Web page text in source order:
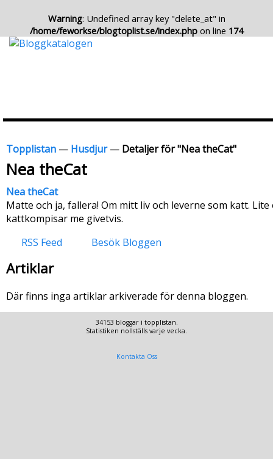
Warning: Undefined array key "delete_at" in
/home/feworkse/blogtoplist.se/index.php on line 174
Topplistan — Husdjur— Detaljer för "Nea theCat"
Nea theCat
Nea theCat
Matte och ja, fallera! Om mitt liv och leverne som katt.
kattkompisar me givetvis.
RSS Feed
Besök Bloggen
Artiklar
Där finns inga artiklar arkiverade för denna bloggen.
34153 bloggar i topplistan.
Statistiken nollställs varje vecka.
Kontakta Oss